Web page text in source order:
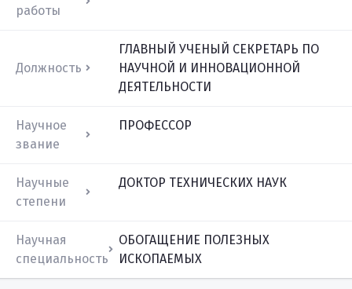
работы
Должность
ГЛАВНЫЙ УЧЕНЫЙ СЕКРЕТАРЬ ПО
НАУЧНОЙ И ИННОВАЦИОННОЙ
ДЕЯТЕЛЬНОСТИ
Научное
звание
ПРОФЕССОР
Научные
степени
ДОКТОР ТЕХНИЧЕСКИХ НАУК
Научная
специальность
ОБОГАЩЕНИЕ ПОЛЕЗНЫХ
ИСКОПАЕМЫХ